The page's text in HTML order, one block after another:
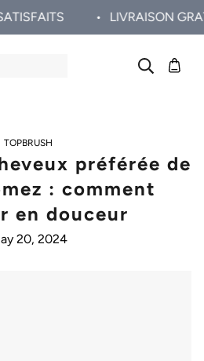
LIVRAISON
TOPBRUSH
préférée de
: comment
en douceur
20, 2024